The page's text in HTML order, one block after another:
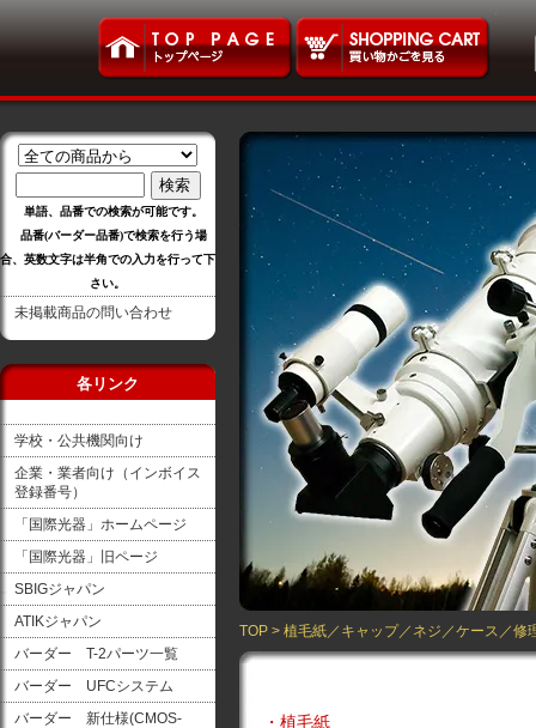
単語、品番での検索が可能です。
品番(バーダー品番)で検索を行う場
合、英数文字は半角での入力を行って下
さい。
未掲載商品の問い合わせ
各リンク
学校・公共機関向け
企業・業者向け（インボイス
登録番号）
「国際光器」ホームページ
「国際光器」旧ページ
SBIGジャパン
ATIKジャパン
バーダー T-2パーツ一覧
バーダー UFCシステム
バーダー 新仕様(CMOS-
TOP > 植毛紙／キャップ／ネジ／ケース／修
・植毛紙